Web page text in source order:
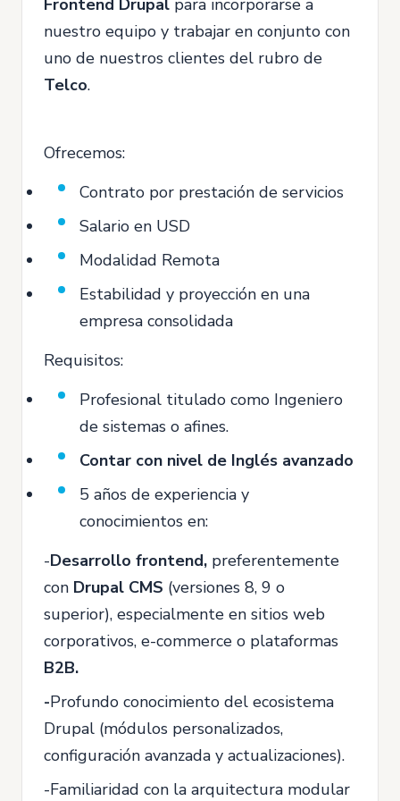
Frontend Drupal para incorporarse a
nuestro equipo y trabajar en conjunto con
uno de nuestros clientes del rubro de
Telco.
Ofrecemos:
Contrato por prestación de servicios
Salario en USD
Modalidad Remota
Estabilidad y proyección en una
empresa consolidada
Requisitos:
Profesional titulado como Ingeniero
de sistemas o afines.
Contar con nivel de Inglés avanzado
5 años de experiencia y
conocimientos en:
-Desarrollo frontend, preferentemente
con Drupal CMS (versiones 8, 9 o
superior), especialmente en sitios web
corporativos, e-commerce o plataformas
B2B.
-Profundo conocimiento del ecosistema
Drupal (módulos personalizados,
configuración avanzada y actualizaciones).
-Familiaridad con la arquitectura modular